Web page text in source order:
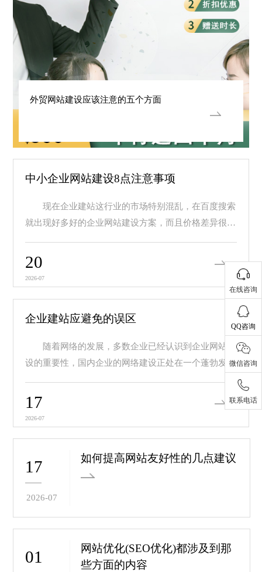
外贸网站建设应该注意的五个方面
中小企业网站建设8点注意事项
现在企业建站这行业的市场特别混乱，在百度搜索
就出现好多好的企业网站建设方案，而且价格差异很
20
2026-07
企业建站应避免的误区
随着网络的发展，多数企业已经认识到企业网站建
设的重要性，国内企业的网络建设正处在一个蓬勃发展
17
2026-07
17
2026-07
如何提高网站友好性的几点建议
01
网站优化(SEO优化)都涉及到那
些方面的内容
在线咨询
QQ咨询
微信咨询
联系电话